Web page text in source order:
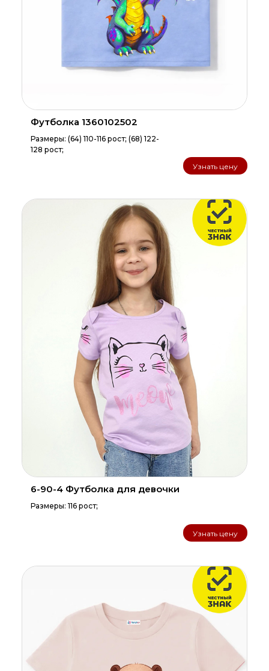
Футболка 1360102502
Размеры: (64) 110-116 рост; (68) 122-
128 рост;
Узнать цену
6-90-4 Футболка для девочки
Размеры: 116 рост;
Узнать цену